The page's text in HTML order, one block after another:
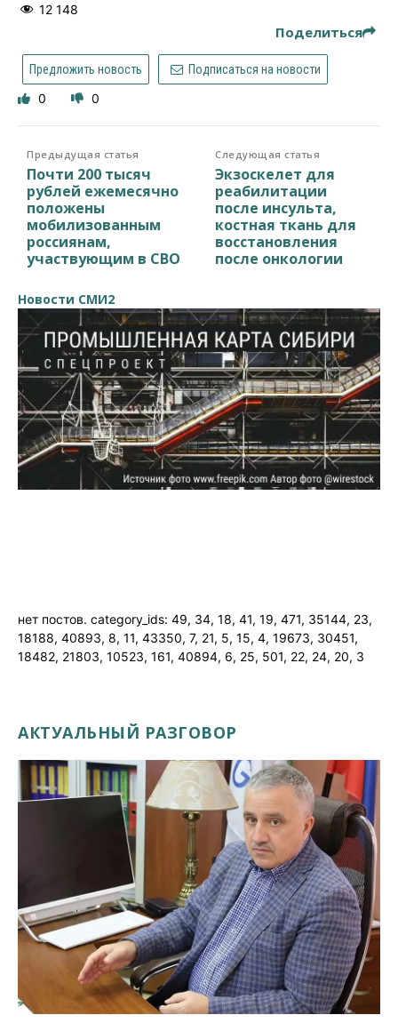
12 148
Поделиться
Предложить новость Подписаться на новости
0 0
Предыдущая статья
Почти 200 тысяч
рублей ежемесячно
положены
мобилизованным
россиянам,
участвующим в СВО
Следующая статья
Экзоскелет для
реабилитации
после инсульта,
костная ткань для
восстановления
после онкологии
Новости СМИ2
нет постов. category_ids: 49, 34, 18, 41, 19, 471, 35144, 23,
18188, 40893, 8, 11, 43350, 7, 21, 5, 15, 4, 19673, 30451,
18482, 21803, 10523, 161, 40894, 6, 25, 501, 22, 24, 20, 3
АКТУАЛЬНЫЙ РАЗГОВОР